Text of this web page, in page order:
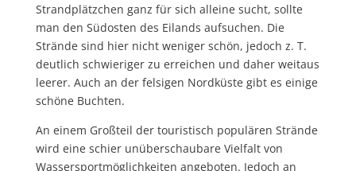
Strandplätzchen ganz für sich alleine sucht, sollte
man den Südosten des Eilands aufsuchen. Die
Strände sind hier nicht weniger schön, jedoch z. T.
deutlich schwieriger zu erreichen und daher weitaus
leerer. Auch an der felsigen Nordküste gibt es einige
schöne Buchten.
An einem Großteil der touristisch populären Strände
wird eine schier unüberschaubare Vielfalt von
Wassersportmöglichkeiten angeboten. Jedoch an